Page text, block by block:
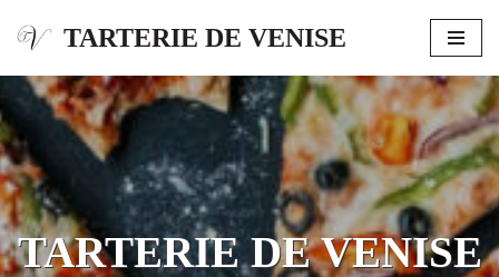
au
contenu
TARTERIE DE VENISE
TARTERIE DE VENISE